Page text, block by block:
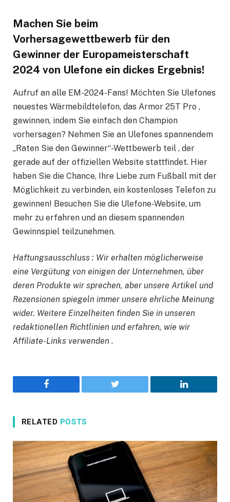
Machen Sie beim
Vorhersagewettbewerb für den
Gewinner der Europameisterschaft
2024 von Ulefone ein dickes Ergebnis!
Aufruf an alle EM-2024-Fans! Möchten Sie Ulefones
neuestes Wärmebildtelefon, das Armor 25T Pro ,
gewinnen, indem Sie einfach den Champion
vorhersagen? Nehmen Sie an Ulefones spannendem
„Raten Sie den Gewinner“-Wettbewerb teil , der
gerade auf der offiziellen Website stattfindet. Hier
haben Sie die Chance, Ihre Liebe zum Fußball mit der
Möglichkeit zu verbinden, ein kostenloses Telefon zu
gewinnen! Besuchen Sie die Ulefone-Website, um
mehr zu erfahren und an diesem spannenden
Gewinnspiel teilzunehmen.
Haftungsausschluss : Wir erhalten möglicherweise
eine Vergütung von einigen der Unternehmen, über
deren Produkte wir sprechen, aber unsere Artikel und
Rezensionen spiegeln immer unsere ehrliche Meinung
wider. Weitere Einzelheiten finden Sie in unseren
redaktionellen Richtlinien und erfahren, wie wir
Affiliate-Links verwenden .
Facebook Twitter LinkedIn
RELATED POSTS